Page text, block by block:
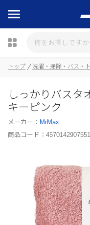
瓶詰
トップ 洗濯・掃除・バス・
しっかりバスタ
キーピンク
メーカー： MrMax
商品コード： 4570142907551